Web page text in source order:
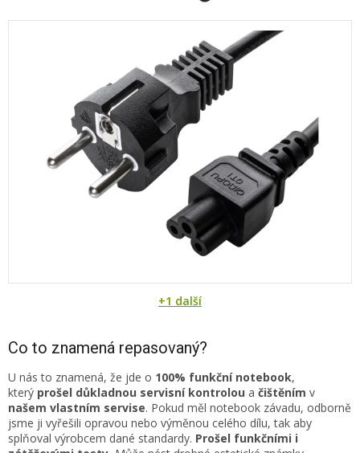
+1 další
Co to znamená repasovaný?
U nás to znamená, že jde o 100% funkční notebook,
který prošel důkladnou servisní kontrolou a čištěním v
našem vlastním servise. Pokud měl notebook závadu, odborně
jsme ji vyřešili opravou nebo výměnou celého dílu, tak aby
splňoval výrobcem dané standardy. Prošel funkčními i